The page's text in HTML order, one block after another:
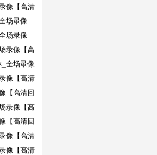
像【高清
场录像
场录像
录像【高
全场录像
像【高清
【高清回
录像【高
【高清回
像【高清
像【高清